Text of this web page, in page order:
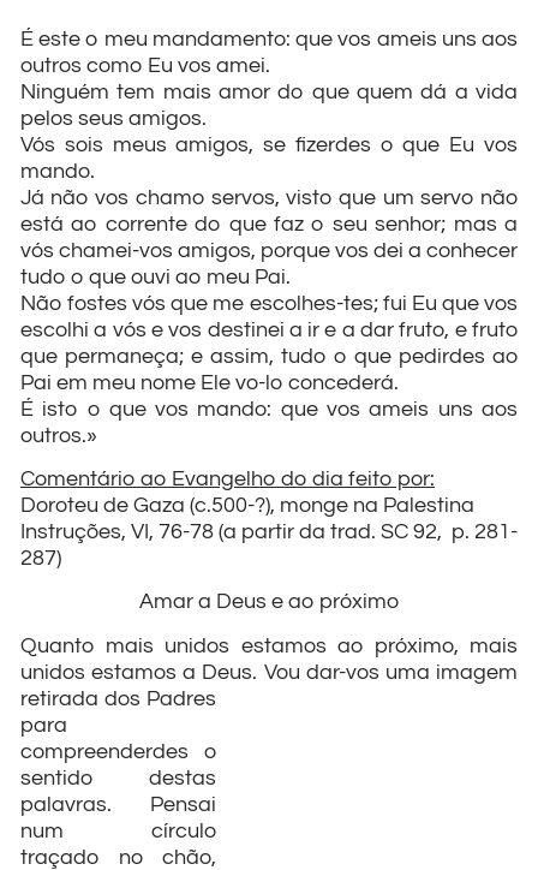
É este o meu mandamento: que vos ameis uns aos
outros como Eu vos amei.
Ninguém tem mais amor do que quem dá a vida
pelos seus amigos.
Vós sois meus amigos, se fizerdes o que Eu vos
mando.
Já não vos chamo servos, visto que um servo não
está ao corrente do que faz o seu senhor; mas a
vós chamei-vos amigos, porque vos dei a conhecer
tudo o que ouvi ao meu Pai.
Não fostes vós que me escolhes-tes; fui Eu que vos
escolhi a vós e vos destinei a ir e a dar fruto, e fruto
que permaneça; e assim, tudo o que pedirdes ao
Pai em meu nome Ele vo-lo concederá.
É isto o que vos mando: que vos ameis uns aos
outros.»
Comentário ao Evangelho do dia feito por:
Doroteu de Gaza (c.500-?), monge na Palestina
Instruções, VI, 76-78 (a partir da trad. SC 92, p. 281-
287)
Amar a Deus e ao próximo
Quanto mais unidos estamos ao próximo, mais
unidos estamos a Deus. Vou dar-vos uma imagem
retirada dos Padres
para
compreenderdes o
sentido destas
palavras. Pensai
num círculo
traçado no chão,